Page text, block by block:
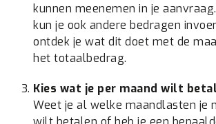
kunnen meenemen in je
kun je ook andere bedragen
ontdek je wat dit doet met de
het totaalbedrag.
Kies wat je per maand wilt
Weet je al welke maandlasten je